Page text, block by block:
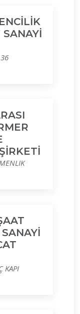
SANAYİ
KAPI